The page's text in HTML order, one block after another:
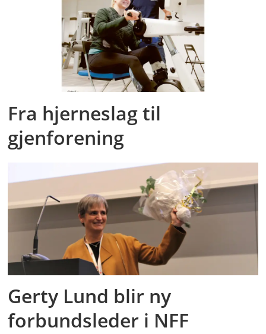
Fra hjerneslag til
gjenforening
Gerty Lund blir ny
forbundsleder i NFF